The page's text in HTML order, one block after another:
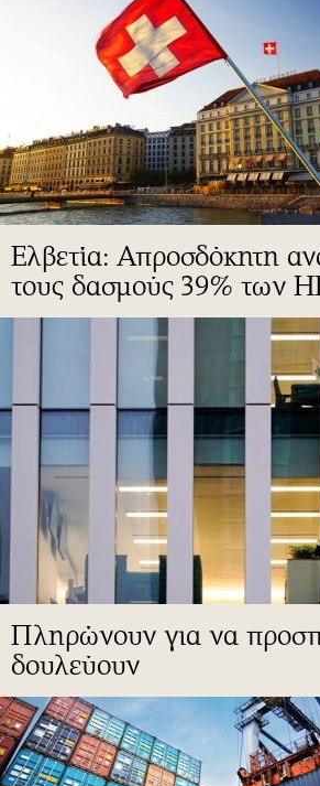
Ελβετία: Απροσδόκητη
τους δασμούς 39% των
Πληρώνουν για να
δουλεύουν